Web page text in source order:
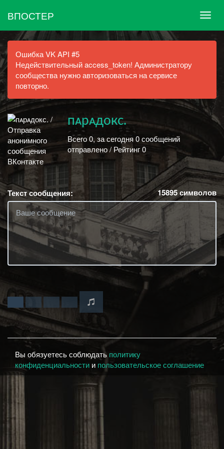
ВПОСТЕР
Ошибка VK API #5
Недействительный access_token! Администратору
сообщества нужно авторизоваться на сервисе
повторно.
пᴀрᴀдокс.
Всего 0, за сегодня 0 сообщений
отправлено / Рейтинг 0
Текст сообщения: 15895символов
Вы обязуетесь соблюдатьполитику
конфиденциальности и пользовательское соглашение